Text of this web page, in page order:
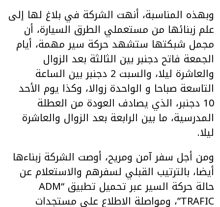
وبهذه المناسبة، أنهت الشركة في بلاغ لها إلى
علم زبنائها من مستعملي الطرق السيارة، أن
مجمل شبكتها ستشهد حركة سير مهمة، أيام
الجمعة فاتح دجنبر بين الثالثة بعد الزوال
والعاشرة ليلا، والسبت 2 دجنبر بين الساعة
التاسعة صباحا و الواحدة زوالا، وكذا يوم الأحد
10 دجنبر، الذي يصادف العودة من العطلة
المدرسية، ما بين الرابعة بعد الزوال والعاشرة
ليلا.
ومن أجل سفر آمن ومريح، أوصت الشركة زبناءها
أيضا، بالترتيب القبلي لسفرهم والاستعلام عن
حالة حركة السير عبر تحميل تطبيق “ADM
TRAFIC”، ومواصلة الاطلاع على مستجدات